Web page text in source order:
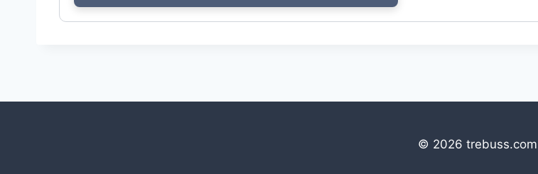
© 2026 trebuss.com